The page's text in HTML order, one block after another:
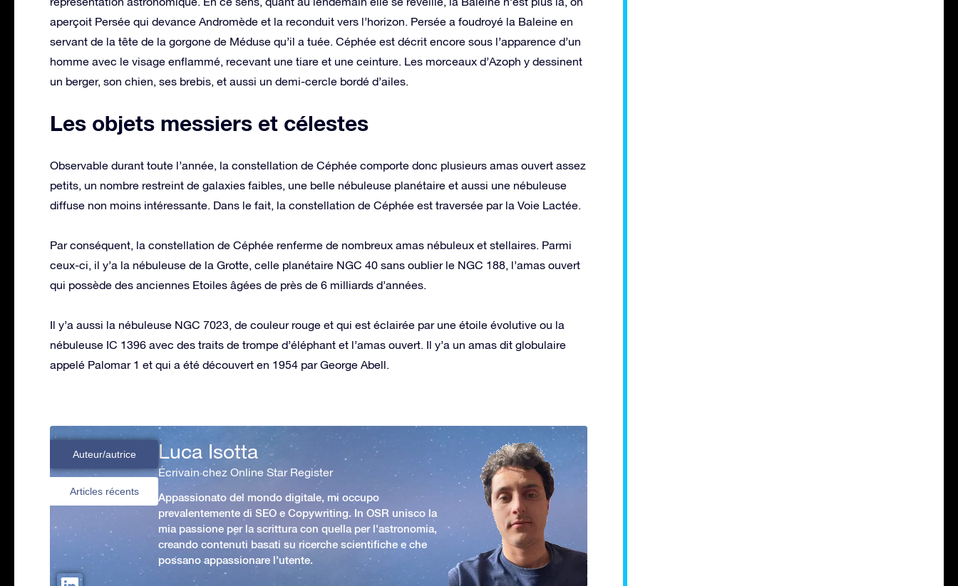
aperçoit Persée qui devance Andromède et la reconduit vers l’horizon. Persée a foudroyé la Baleine en
servant de la tête de la gorgone de Méduse qu’il a tuée. Céphée est décrit encore sous l’apparence d’un
homme avec le visage enflammé, recevant une tiare et une ceinture. Les morceaux d’Azoph y dessinent
un berger, son chien, ses brebis, et aussi un demi-cercle bordé d’ailes.
Les objets messiers et célestes
Observable durant toute l’année, la constellation de Céphée comporte donc plusieurs amas ouvert assez
petits, un nombre restreint de galaxies faibles, une belle nébuleuse planétaire et aussi une nébuleuse
diffuse non moins intéressante. Dans le fait, la constellation de Céphée est traversée par la Voie Lactée.
Par conséquent, la constellation de Céphée renferme de nombreux amas nébuleux et stellaires. Parmi
ceux-ci, il y’a la nébuleuse de la Grotte, celle planétaire NGC 40 sans oublier le NGC 188, l’amas ouvert
qui possède des anciennes Etoiles âgées de près de 6 milliards d’années.
Il y’a aussi la nébuleuse NGC 7023, de couleur rouge et qui est éclairée par une étoile évolutive ou la
nébuleuse IC 1396 avec des traits de trompe d’éléphant et l’amas ouvert. Il y’a un amas dit globulaire
appelé Palomar 1 et qui a été découvert en 1954 par George Abell.
Auteur/autrice
Articles récents
Luca Isotta
Écrivain chez Online Star Register
Appassionato del mondo digitale, mi occupo
prevalentemente di SEO e Copywriting. In OSR unisco la
mia passione per la scrittura con quella per l'astronomia,
creando contenuti basati su ricerche scientifiche e che
possano appassionare l'utente.